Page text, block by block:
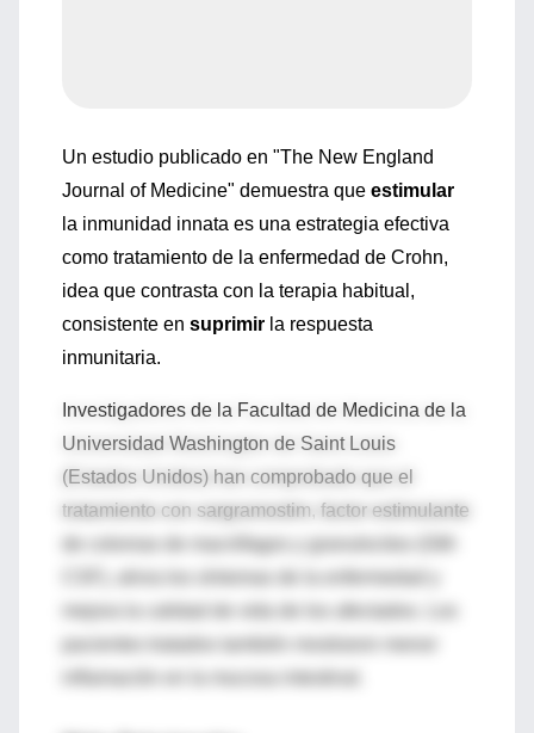
Un estudio publicado en "The New England
Journal of Medicine" demuestra que estimular
la inmunidad innata es una estrategia efectiva
como tratamiento de la enfermedad de Crohn,
idea que contrasta con la terapia habitual,
consistente en suprimir la respuesta
inmunitaria.
Investigadores de la Facultad de Medicina de la
Universidad Washington de Saint Louis
(Estados Unidos) han comprobado que el
tratamiento con sargramostim, factor estimulante
de colonias de macrófagos y granulocitos (GM-